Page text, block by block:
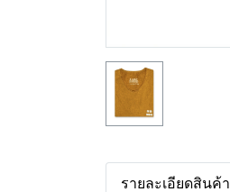
รายละเอียดสินค้า